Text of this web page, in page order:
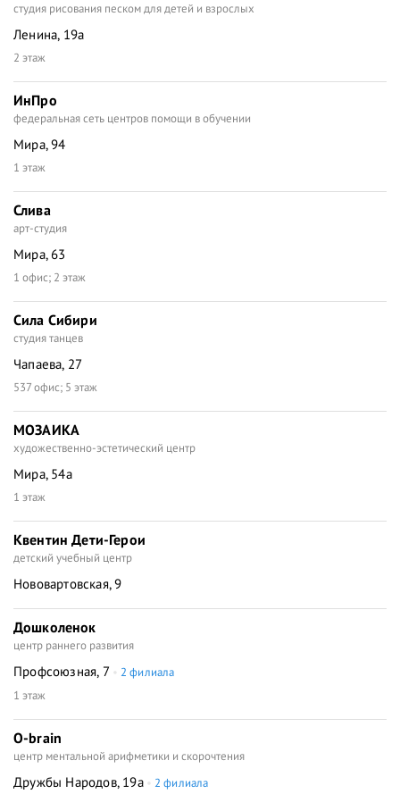
студия рисования песком для детей и взрослых
Ленина, 19а
2 этаж
ИнПро
федеральная сеть центров помощи в обучении
Мира, 94
1 этаж
Слива
арт-студия
Мира, 63
1 офис; 2 этаж
Сила Сибири
студия танцев
Чапаева, 27
537 офис; 5 этаж
МОЗАИКА
художественно-эстетический центр
Мира, 54а
1 этаж
Квентин Дети-Герои
детский учебный центр
Нововартовская, 9
Дошколенок
центр раннего развития
Профсоюзная, 7
2 филиала
1 этаж
О-brain
центр ментальной арифметики и скорочтения
Дружбы Народов, 19а 2 филиала